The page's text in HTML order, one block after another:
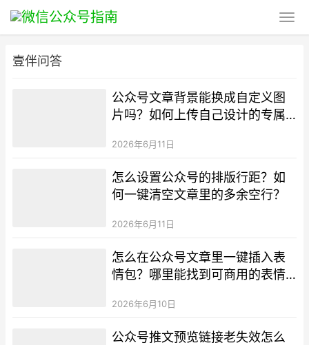
壹伴问答
公众号文章背景能换成自定义图
片吗？如何上传自己设计的专属
2026年6月11日
怎么设置公众号的排版行距？如
何一键清空文章里的多余空行？
2026年6月11日
怎么在公众号文章里一键插入表
情包？哪里能找到可商用的表情
2026年6月10日
公众号推文预览链接老失效怎么